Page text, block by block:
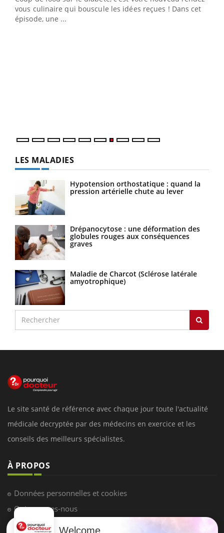
vous culinaire qui bouscule les idées reçues ! Dans cet
épisode, une ...
travail" de Pourquoi Docteur reçoivent Régis Blugeon,
DRH et directeur ...
LES MALADIES
Hypotension orthostatique : quand la
pression artérielle chute au lever
Drépanocytose : une déformation des
globules rouges aux conséquences
graves
Maladie de Charcot (Sclérose latérale
amyotrophique)
Le site santé de référence avec chaque jour toute l'actualité
médicale decryptée par des médecins en exercice et les
conseils des meilleurs spécialistes.
À PROPOS
Données personnelles et cookies
Qui sommes-nous
Conditions d'utilisation
Welcome